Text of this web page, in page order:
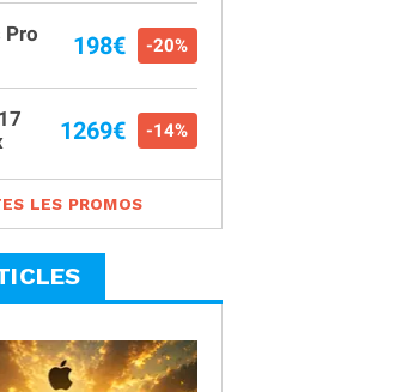
Pro
198€ -20%
1269€ -14%
LES PROMOS